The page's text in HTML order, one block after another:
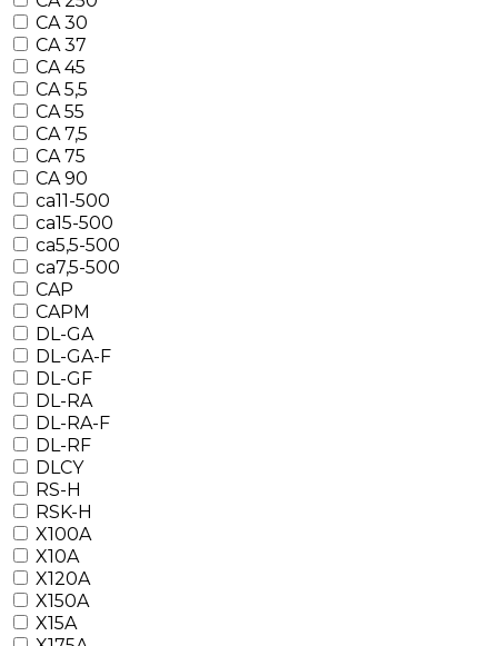
CA 30
CA 37
CA 45
CA 5,5
CA 55
CA 7,5
CA 75
CA 90
ca11-500
ca15-500
ca5,5-500
ca7,5-500
CAP
CAPM
DL-GA
DL-GA-F
DL-GF
DL-RA
DL-RA-F
DL-RF
DLCY
RS-H
RSK-H
X100A
X10A
X120A
X150A
X15A